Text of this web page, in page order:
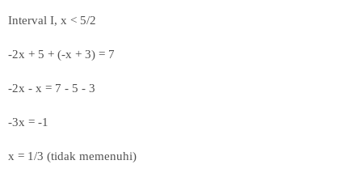
Interval I, x < 5/2
-2x + 5 + (-x + 3) = 7
-2x - x = 7 - 5 - 3
-3x = -1
x = 1/3 (tidak memenuhi)